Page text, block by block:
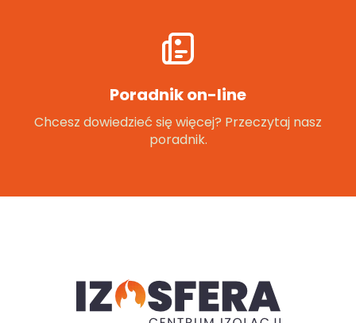
Poradnik on-line
Chcesz dowiedzieć się więcej? Przeczytaj nasz
poradnik.